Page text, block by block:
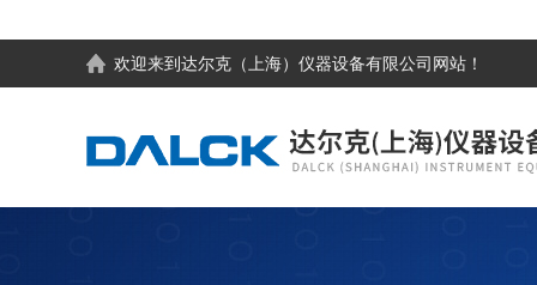
欢迎来到达尔克（上海）仪器设备有限公司 网站！